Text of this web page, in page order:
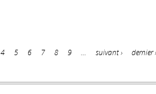
4 5 6 7 8 9 suivant › dernier